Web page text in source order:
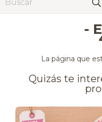
-
La página que
Quizás te